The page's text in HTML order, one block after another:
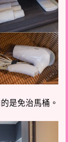
是免治馬桶。